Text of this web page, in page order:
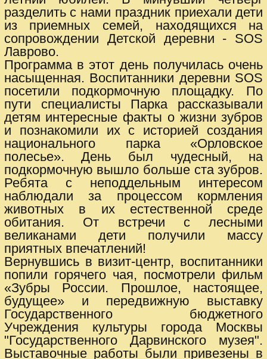
разделить с нами праздник приехали дети
из приемных семей, находящихся на
сопровождении Детской деревни - SOS
Лаврово.
Программа в этот день получилась очень
насыщенная. Воспитанники деревни SOS
посетили подкормочную площадку. По
пути специалисты Парка рассказывали
детям интересные факты о жизни зубров
и познакомили их с историей создания
национального парка «Орловское
полесье». День был чудесный, на
подкормочную вышло больше ста зубров.
Ребята с неподдельным интересом
наблюдали за процессом кормления
животных в их естественной среде
обитания. От встречи с лесными
великанами дети получили массу
приятных впечатлений!
Вернувшись в визит-центр, воспитанники
попили горячего чая, посмотрели фильм
«Зубры России. Прошлое, настоящее,
будущее» и передвижную выставку
Государственного бюджетного
Учреждения культуры города Москвы
"Государственного Дарвинского музея".
Выставочные работы были привезены в